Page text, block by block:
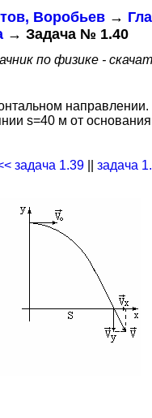
Воробьев →
→ Задача № 1.40
по физике -
s=40 м от
задача 1.39
задача